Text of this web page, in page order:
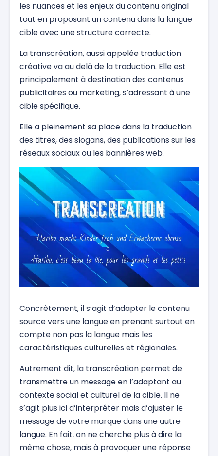
les nuances et les enjeux du contenu original
tout en proposant un contenu dans la langue
cible avec une structure correcte.
La transcréation, aussi appelée traduction
créative va au delà de la traduction. Elle est
principalement à destination des contenus
publicitaires ou marketing, s’adressant à une
cible spécifique.
Elle a pleinement sa place dans la traduction
des titres, des slogans, des publications sur les
réseaux sociaux ou les bannières web.
Concrètement, il s’agit d’adapter le contenu
source vers une langue en prenant surtout en
compte non pas la langue mais les
caractéristiques culturelles et régionales.
Autrement dit, la transcréation permet de
transmettre un message en l’adaptant au
contexte social et culturel de la cible. Il ne
s’agit plus ici d’interpréter mais d’ajuster le
message de votre marque dans une autre
langue. En fait, on ne cherche plus à dire la
même chose, mais à provoquer une réponse